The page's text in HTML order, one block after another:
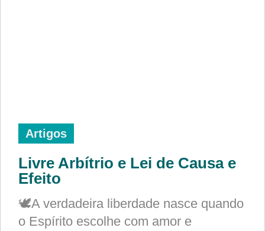
Artigos
Livre Arbítrio e Lei de Causa e
Efeito
🕊️A verdadeira liberdade nasce quando
o Espírito escolhe com amor e